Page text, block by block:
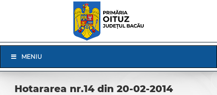
Navigation
MENIU
Hotararea nr.14 din 20-02-2014